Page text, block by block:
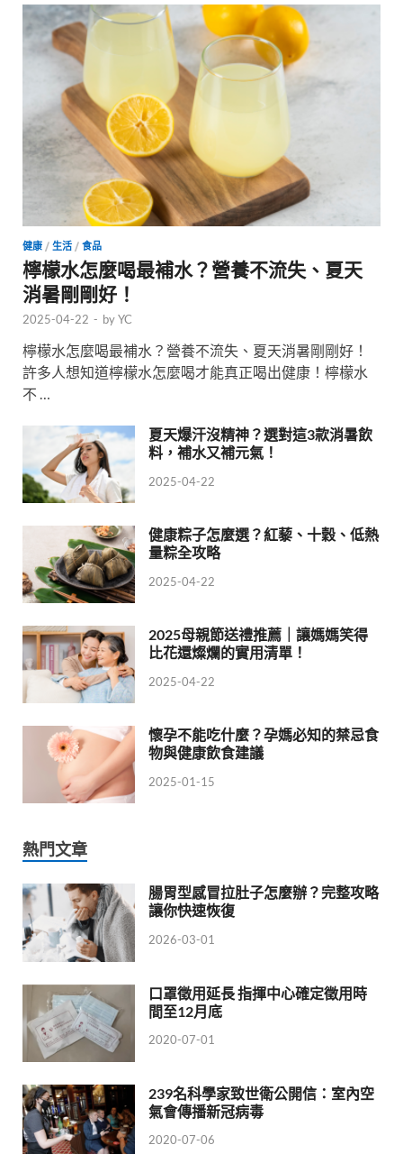
健康 / 生活 / 食品
檸檬水怎麼喝最補水？營養不流失、夏天
消暑剛剛好！
2025-04-22 - byYC
檸檬水怎麼喝最補水？營養不流失、夏天消暑剛剛好！
許多人想知道檸檬水怎麼喝才能真正喝出健康！檸檬水
不 …
夏天爆汗沒精神？選對這3款消暑飲
料，補水又補元氣！
2025-04-22
健康粽子怎麼選？紅藜、十穀、低熱
量粽全攻略
2025-04-22
2025母親節送禮推薦｜讓媽媽笑得
比花還燦爛的實用清單！
2025-04-22
懷孕不能吃什麼？孕媽必知的禁忌食
物與健康飲食建議
2025-01-15
熱門文章
腸胃型感冒拉肚子怎麼辦？完整攻略
讓你快速恢復
2026-03-01
口罩徵用延長 指揮中心確定徵用時
間至12月底
2020-07-01
239名科學家致世衛公開信：室內空
氣會傳播新冠病毒
2020-07-06